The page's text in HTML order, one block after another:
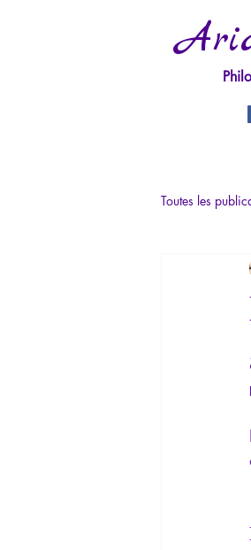
Toutes les